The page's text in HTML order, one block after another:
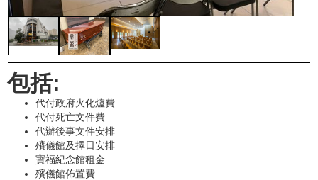
包括:
代付政府火化爐費
代付死亡文件費
代辦後事文件安排
殯儀館及擇日安排
寶福紀念館租金
殯儀館佈置費